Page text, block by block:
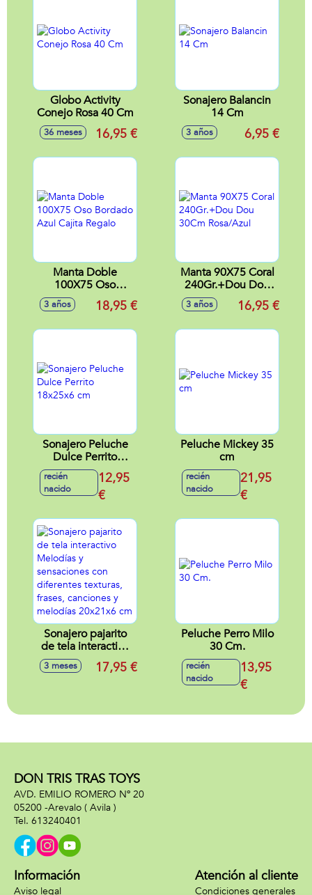
Globo Activity
Conejo Rosa 40 Cm
36 meses 16,95 €
Sonajero Balancin
14 Cm
3 años 6,95 €
Manta Doble
100X75 Oso
Bordado Azul Cajita
Regalo
3 años 18,95 €
Manta 90X75 Coral
240Gr.+Dou Dou
30Cm Rosa/Azul
3 años 16,95 €
Sonajero Peluche
Dulce Perrito
18x25x6 cm
recién
nacido
12,95
€
Peluche Mickey 35
cm
recién
nacido
21,95
€
Sonajero pajarito
de tela interactivo
Melodías y
sensaciones con
3 meses 17,95 €
Peluche Perro Milo
30 Cm.
recién
nacido
13,95
€
DON TRIS TRAS TOYS
AVD. EMILIO ROMERO Nº 20
05200 -Arevalo ( Avila )
613240401
Información
Aviso legal
Atención al cliente
Condiciones generales